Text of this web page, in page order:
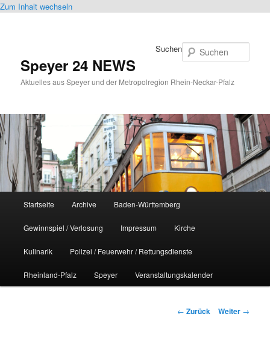
Zum Inhalt wechseln
Speyer 24 NEWS
Aktuelles aus Speyer und der Metropolregion Rhein-Neckar-Pfalz
Suchen
Startseite Archive Baden-Württemberg
Gewinnspiel / Verlosung Impressum Kirche
Kulinarik Polizei / Feuerwehr / Rettungsdienste
Rheinland-Pfalz Speyer Veranstaltungskalender
Beitrags-
← Zurück Weiter →